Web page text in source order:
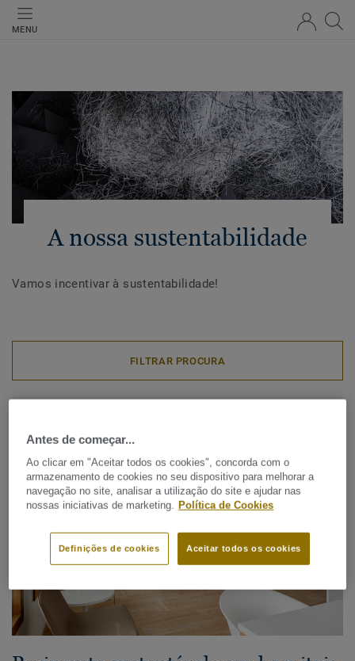
MENU
A nossa sustentabilidade
Vamos incentivar à sustentabilidade!
FILTRAR PROCURA
Antes de começar...
Ao clicar em "Aceitar todos os cookies", concorda com o
armazenamento de cookies no seu dispositivo para melhorar a
navegação no site, analisar a utilização do site e ajudar nas
nossas iniciativas de marketing. Política de Cookies
Aceitar todos os cookies
Definições de cookies